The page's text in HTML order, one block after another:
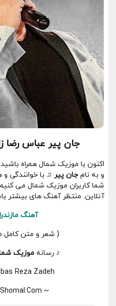
جان پیر عباس رضا
اکنون با موزیک شمال همراه
و به نام جان پیر ♫ با خوانندگی و
شما کاربران موزیک شمال می
آنلاین. منتظر آهنگ های بیشتر
آهنگ
( شعر و متن کامل
♪ رسانهموزیک
Reza Zadeh
~ Www.MusicShomal.Com ~